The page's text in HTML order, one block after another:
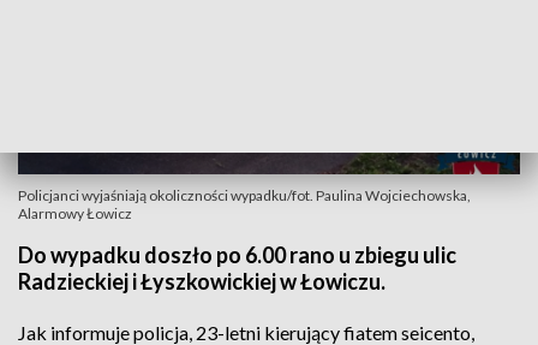
Policjanci wyjaśniają okoliczności wypadku/fot. Paulina Wojciechowska,
Alarmowy Łowicz
Do wypadku doszło po 6.00 rano u zbiegu ulic
Radzieckiej i Łyszkowickiej w Łowiczu.
Jak informuje policja, 23-letni kierujący fiatem seicento,